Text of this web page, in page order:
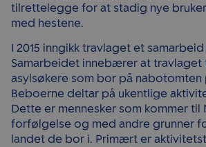
tilrettelegge for at stadig nye
med hestene.
I 2015 inngikk travlaget et samarbeid
Samarbeidet innebærer at travlaget
asylsøkere som bor på nabotomten
Beboerne deltar på ukentlige
Dette er mennesker som kommer til
forfølgelse og med andre grunner
landet de bor i. Primært er